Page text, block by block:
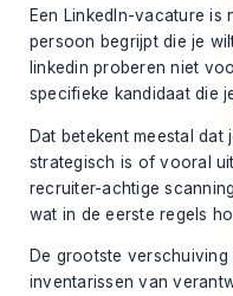
Een LinkedIn-vacature is
persoon begrijpt die je
linkedin proberen niet
specifieke kandidaat die
Dat betekent meestal
strategisch is of vooral
recruiter-achtige
wat in de eerste regels
De grootste
inventarissen van